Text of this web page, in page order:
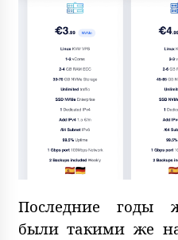
Последние годы
были такими же